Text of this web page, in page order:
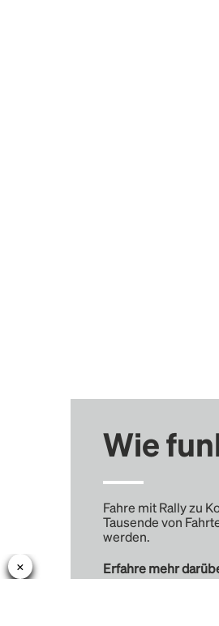
Wie
Fahre mit Rally zu
Tausende von
werden.
Erfahre mehr